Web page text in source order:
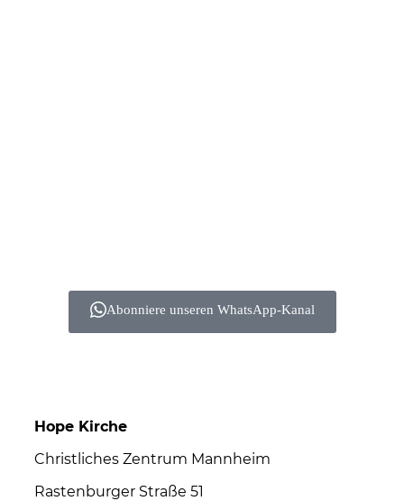
Abonniere unseren WhatsApp-Kanal
Hope Kirche
Christliches Zentrum Mannheim
Rastenburger Straße 51